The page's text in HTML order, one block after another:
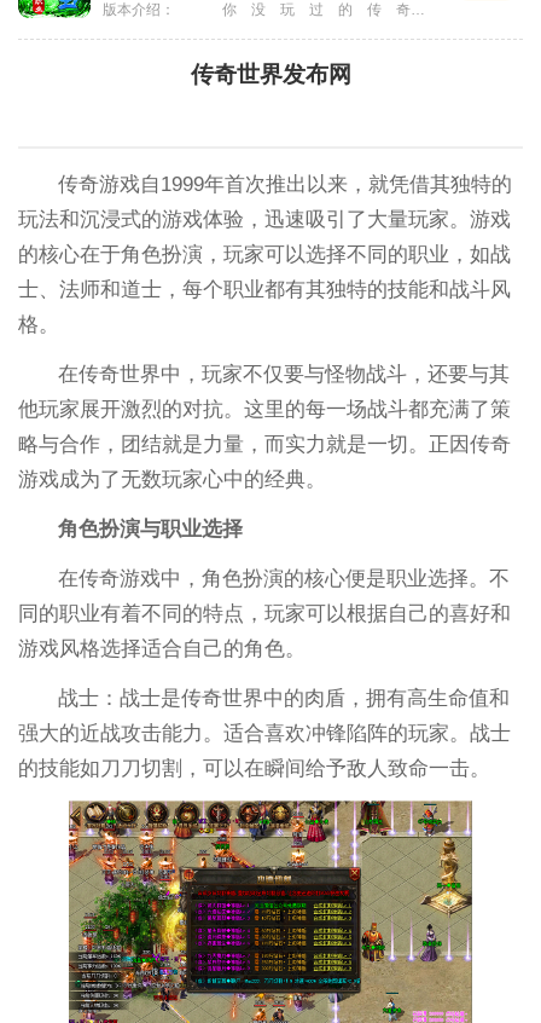
版本介绍：
你 没 玩 过 的 传 奇
传奇世界发布网
传奇游戏自1999年首次推出以来，就凭借其独特的
玩法和沉浸式的游戏体验，迅速吸引了大量玩家。游戏
的核心在于角色扮演，玩家可以选择不同的职业，如战
士、法师和道士，每个职业都有其独特的技能和战斗风
格。
在传奇世界中，玩家不仅要与怪物战斗，还要与其
他玩家展开激烈的对抗。这里的每一场战斗都充满了策
略与合作，团结就是力量，而实力就是一切。正因传奇
游戏成为了无数玩家心中的经典。
角色扮演与职业选择
在传奇游戏中，角色扮演的核心便是职业选择。不
同的职业有着不同的特点，玩家可以根据自己的喜好和
游戏风格选择适合自己的角色。
战士：战士是传奇世界中的肉盾，拥有高生命值和
强大的近战攻击能力。适合喜欢冲锋陷阵的玩家。战士
的技能如刀刀切割，可以在瞬间给予敌人致命一击。